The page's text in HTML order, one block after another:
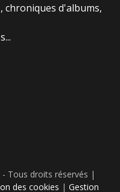
chroniques d'albums,
Tous droits réservés |
des cookies | Gestion